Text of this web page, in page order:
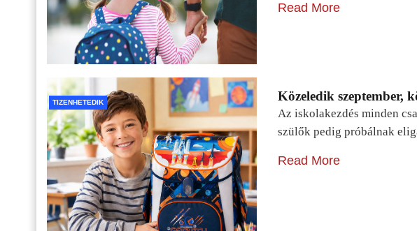
Read More
TIZENHETEDIK Közeledik szeptember,
Az iskolakezdés minden
szülők pedig próbálnak
Read More